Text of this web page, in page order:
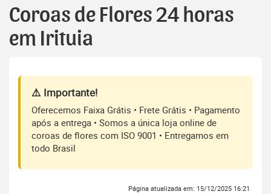
Coroas de Flores 24 horas
em Irituia
⚠️ Importante!
Oferecemos Faixa Grátis • Frete Grátis • Pagamento
após a entrega • Somos a única loja online de
coroas de flores com ISO 9001 • Entregamos em
todo Brasil
Página atualizada em: 15/12/2025 16:21